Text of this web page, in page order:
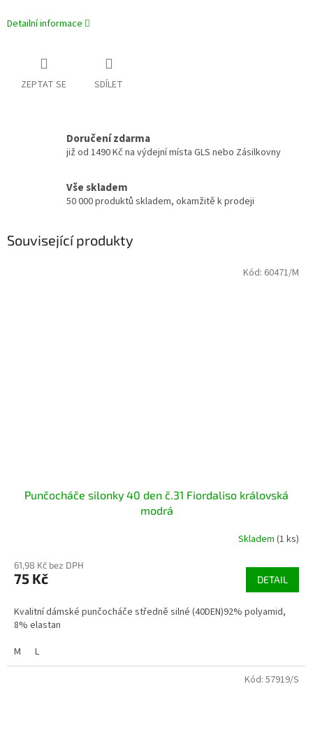
Detailní informace
ZEPTAT SE SDÍLET
Doručení zdarma
již od 1490 Kč na výdejní místa GLS nebo Zásilkovny
Vše skladem
50 000 produktů skladem, okamžitě k prodeji
Související produkty
Punčocháče silonky 40 den č.31 Fiordaliso královská
modrá
Skladem (1 ks)
61,98 Kč bez DPH
75 Kč DETAIL
Kvalitní dámské punčocháče středně silné (40DEN)92% polyamid,
8% elastan
M
L
Kód: 60471/M
Kód: 57919/S